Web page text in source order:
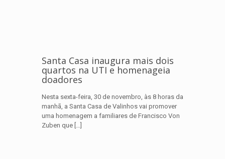
Santa Casa inaugura mais dois
quartos na UTI e homenageia
doadores
Nesta sexta-feira, 30 de novembro, às 8 horas da
manhã, a Santa Casa de Valinhos vai promover
uma homenagem a familiares de Francisco Von
Zuben que […]